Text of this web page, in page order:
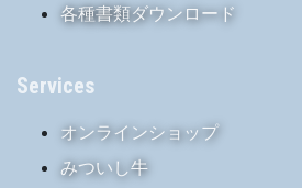
各種書類ダウンロード
Services
オンラインショップ
みついし牛